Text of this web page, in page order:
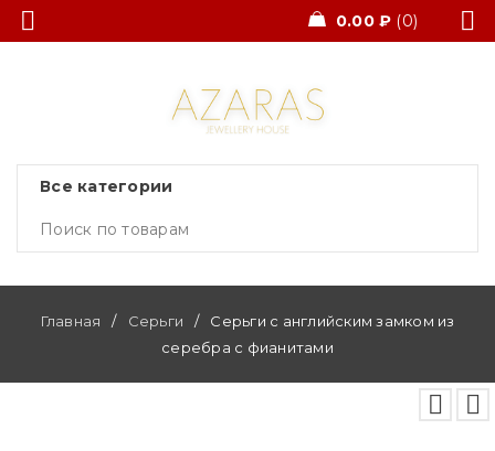
0.00 ₽ 0
Главная / Серьги /
Серьги с английским замком из
серебра с фианитами